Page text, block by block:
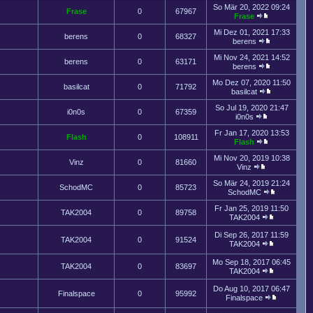
Frase 0 67967
So Mär 20, 2022 09:24
Frase
berens 0 68327
Mi Dez 01, 2021 17:33
berens
berens 0 63171
Mi Nov 24, 2021 14:52
berens
basilcat 0 71792
Mo Dez 07, 2020 11:50
basilcat
i0n0s 0 67359
So Jul 19, 2020 21:47
i0n0s
Flash 0 108911
Fr Jan 17, 2020 13:53
Flash
Vinz 0 81660
Mi Nov 20, 2019 10:38
Vinz
SchodMC 0 85723
So Mär 24, 2019 21:24
SchodMC
TAK2004 0 89758
Fr Jan 25, 2019 11:50
TAK2004
TAK2004 0 91524
Di Sep 26, 2017 11:59
TAK2004
TAK2004 0 83697
Mo Sep 18, 2017 06:45
TAK2004
Finalspace 0 95992
Do Aug 10, 2017 06:47
Finalspace